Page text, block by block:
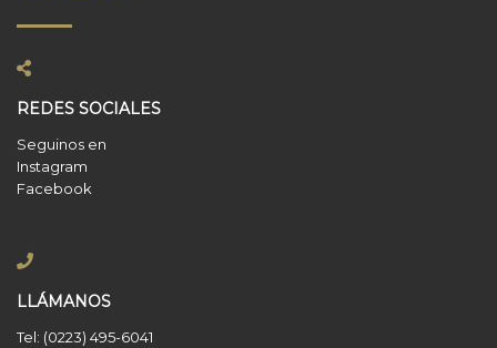
REDES SOCIALES
Seguinos en
Instagram
Facebook
LLÁMANOS
Tel: (0223) 495-6041